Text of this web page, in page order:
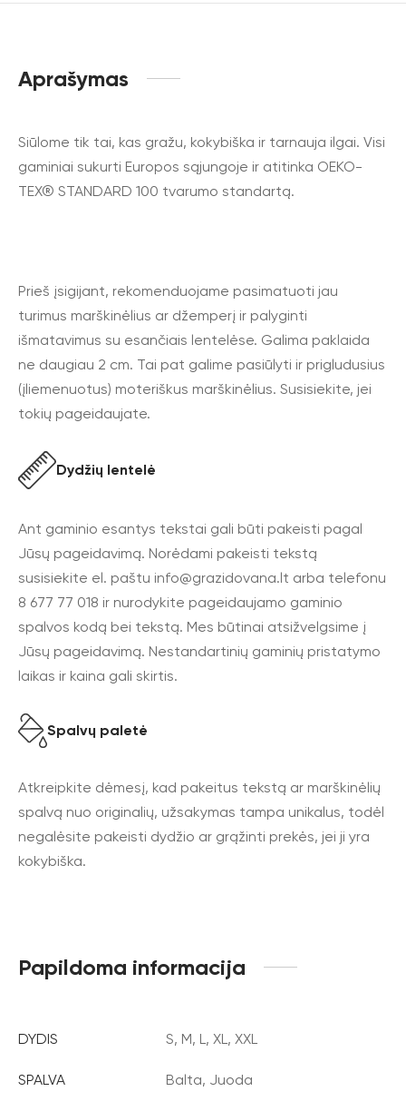
Aprašymas
Siūlome tik tai, kas gražu, kokybiška ir tarnauja ilgai. Visi
gaminiai sukurti Europos sąjungoje ir atitinka OEKO-
TEX® STANDARD 100 tvarumo standartą.
Prieš įsigijant, rekomenduojame pasimatuoti jau
turimus marškinėlius ar džemperį ir palyginti
išmatavimus su esančiais lentelėse. Galima paklaida
ne daugiau 2 cm. Tai pat galime pasiūlyti ir prigludusius
(įliemenuotus) moteriškus marškinėlius. Susisiekite, jei
tokių pageidaujate.
Dydžių lentelė
Ant gaminio esantys tekstai gali būti pakeisti pagal
Jūsų pageidavimą. Norėdami pakeisti tekstą
susisiekite el. paštu info@grazidovana.lt arba telefonu
8 677 77 018 ir nurodykite pageidaujamo gaminio
spalvos kodą bei tekstą. Mes būtinai atsižvelgsime į
Jūsų pageidavimą. Nestandartinių gaminių pristatymo
laikas ir kaina gali skirtis.
Spalvų paletė
Atkreipkite dėmesį, kad pakeitus tekstą ar marškinėlių
spalvą nuo originalių, užsakymas tampa unikalus, todėl
negalėsite pakeisti dydžio ar grąžinti prekės, jei ji yra
kokybiška.
Papildoma informacija
DYDIS S, M, L, XL, XXL
SPALVA Balta, Juoda